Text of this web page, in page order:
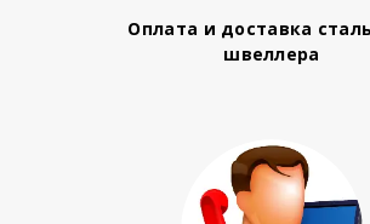
Оплата и доставка
швеллера